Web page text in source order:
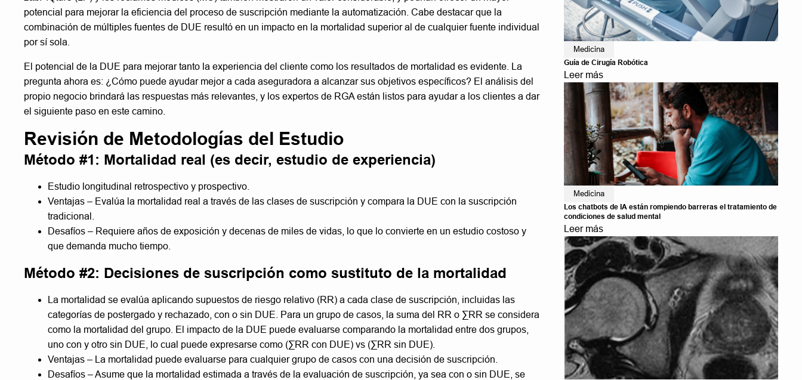
potencial para mejorar la eficiencia del proceso de suscripción mediante la automatización. Cabe destacar que la
combinación de múltiples fuentes de DUE resultó en un impacto en la mortalidad superior al de cualquier fuente individual
por sí sola.
El potencial de la DUE para mejorar tanto la experiencia del cliente como los resultados de mortalidad es evidente. La
pregunta ahora es: ¿Cómo puede ayudar mejor a cada aseguradora a alcanzar sus objetivos específicos? El análisis del
propio negocio brindará las respuestas más relevantes, y los expertos de RGA están listos para ayudar a los clientes a dar
el siguiente paso en este camino.
Revisión de Metodologías del Estudio
Método #1: Mortalidad real (es decir, estudio de experiencia)
Estudio longitudinal retrospectivo y prospectivo.
Ventajas – Evalúa la mortalidad real a través de las clases de suscripción y compara la DUE con la suscripción
tradicional.
Desafíos – Requiere años de exposición y decenas de miles de vidas, lo que lo convierte en un estudio costoso y
que demanda mucho tiempo.
Método #2: Decisiones de suscripción como sustituto de la mortalidad
La mortalidad se evalúa aplicando supuestos de riesgo relativo (RR) a cada clase de suscripción, incluidas las
categorías de postergado y rechazado, con o sin DUE. Para un grupo de casos, la suma del RR o ∑RR se considera
como la mortalidad del grupo. El impacto de la DUE puede evaluarse comparando la mortalidad entre dos grupos,
uno con y otro sin DUE, lo cual puede expresarse como (∑RR con DUE) vs (∑RR sin DUE).
Ventajas – La mortalidad puede evaluarse para cualquier grupo de casos con una decisión de suscripción.
Desafíos – Asume que la mortalidad estimada a través de la evaluación de suscripción, ya sea con o sin DUE, se
Medicina
Guía de Cirugía Robótica
Leer más
Medicina
Los chatbots de IA están rompiendo barreras el tratamiento de
condiciones de salud mental
Leer más